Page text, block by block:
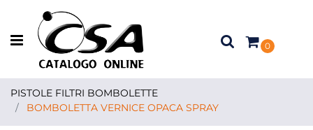
Open menu
0
PISTOLE FILTRI BOMBOLETTE
BOMBOLETTA VERNICE OPACA SPRAY